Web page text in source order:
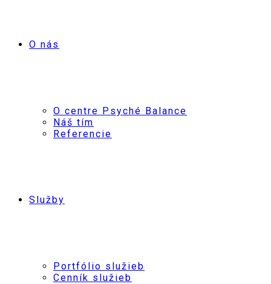
O nás
O centre Psyché Balance
Náš tím
Referencie
Služby
Portfólio služieb
Cenník služieb